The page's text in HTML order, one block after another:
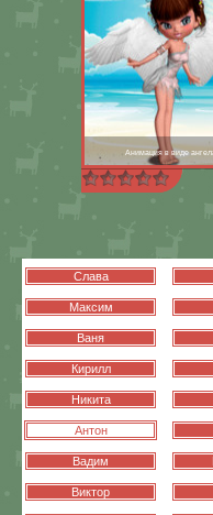
Анимация в виде
Слава
Максим
Ваня
Кирилл
Никита
Антон
Вадим
Виктор